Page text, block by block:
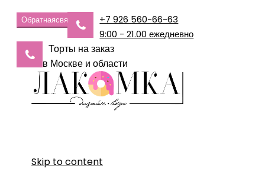
Обратнаясвязь
+7 926 560-66-63
9:00 - 21.00 ежедневно
Торты на заказ
в Москве и области
Skip to content